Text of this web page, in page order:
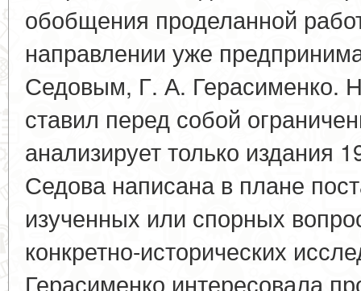
обобщения проделанной
направлении уже
Седовым, Г. А. Герасименко.
ставил перед собой
анализирует только издания
Седова написана в плане
изученных или спорных
конкретно-исторических
Герасименко интересовала